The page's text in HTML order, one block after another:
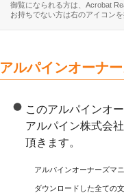
御覧になられる方は、Acrobat
お持ちでない方は右のアイコン
アルパインオーナ
このアルパインオ
アルパイン株式会
頂きます。
アルパインオーナーズマ
ダウンロードした全ての